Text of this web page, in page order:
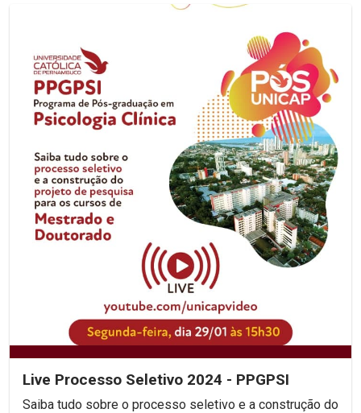
Live Processo Seletivo 2024 - PPGPSI
Saiba tudo sobre o processo seletivo e a construção do